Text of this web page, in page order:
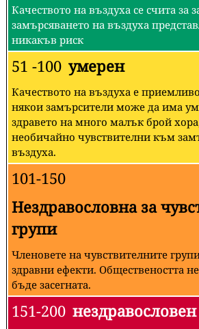
Качеството на въздуха се счита за
замърсяването на въздуха
никакъв риск
51 -100 умерен
Качеството на въздуха е
някои замърсители може да има
здравето на много малък брой
необичайно чувствителни към
въздуха.
101-150
Нездравословна за
групи
Членовете на чувствителните
здравни ефекти. Обществеността
бъде засегната.
151-200 нездравословен